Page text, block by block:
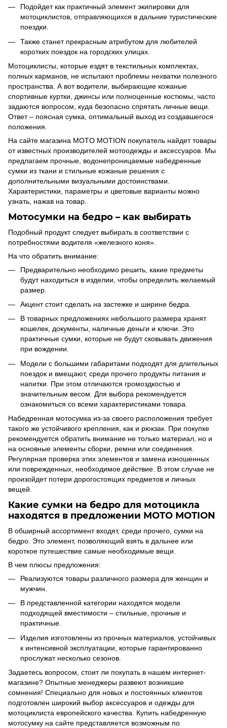
Подойдет как практичный элемент экипировки для
мотоциклистов, отправляющихся в дальние туристические
поездки.
Также станет прекрасным атрибутом для любителей
коротких поездок на городских улицах.
Мотоциклисты, которые ездят в текстильных комплектах,
полных карманов, не испытают проблемы нехватки полезного
пространства. А вот водители, выбирающие кожаные
спортивные куртки, джинсы или полноценные костюмы, часто
задаются вопросом, куда безопасно спрятать личные вещи.
Ответ – поясная сумка, оптимальный выход из создавшегося
положения.
На сайте магазина MOTO MOTION покупатель найдет товары
от известных производителей мотоодежды и аксессуаров. Мы
предлагаем прочные, водонепроницаемые набедренные
сумки из ткани и стильные кожаные решения с
дополнительными визуальными достоинствами.
Характеристики, параметры и цветовые варианты можно
узнать, нажав на товар.
Мотосумки на бедро – как выбирать
Подобный продукт следует выбирать в соответствии с
потребностями водителя «железного коня».
На что обратить внимание:
Предварительно необходимо решить, какие предметы
будут находиться в изделии, чтобы определить желаемый
размер.
Акцент стоит сделать на застежке и ширине бедра.
В товарных предложениях небольшого размера хранят
кошелек, документы, наличные деньги и ключи. Это
практичные сумки, которые не будут сковывать движения
при вождении.
Модели с большими габаритами подходят для длительных
поездок и вмещают, среди прочего продукты питания и
напитки. При этом отличаются громоздкостью и
значительным весом. Для выбора рекомендуется
ознакомиться со всеми характеристиками товара.
Набедренная мотосумка из-за своего расположения требует
такого же устойчивого крепления, как и рюкзак. При покупке
рекомендуется обратить внимание не только материал, но и
на основные элементы сборки, ремни или соединения.
Регулярная проверка этих элементов и замена изношенных
или поврежденных, необходимое действие. В этом случае не
произойдет потери дорогостоящих предметов и личных
вещей.
Какие сумки на бедро для мотоцикла
находятся в предложении MOTO MOTION
В обширный ассортимент входят, среди прочего, сумки на
бедро. Это элемент, позволяющий взять в дальнее или
короткое путешествие самые необходимые вещи.
В чем плюсы предложения:
Реализуются товары различного размера для женщин и
мужчин.
В представленной категории находятся модели
подходящей вместимости – стильные, прочные и
практичные.
Изделия изготовлены из прочных материалов, устойчивых
к интенсивной эксплуатации, которые гарантированно
прослужат несколько сезонов.
Задаетесь вопросом, стоит ли покупать в нашем интернет-
магазине? Опытные менеджеры развеют возникшие
сомнения! Специально для новых и постоянных клиентов
подготовлен широкий выбор аксессуаров и одежды для
мотоциклиста европейского качества. Купить набедренную
мотосумку на сайте представляется возможным по